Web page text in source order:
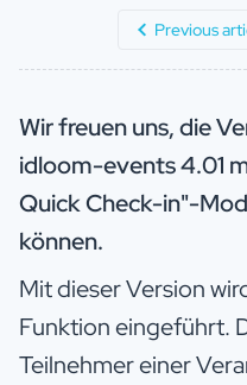
Previous
Wir freuen uns, die
idloom-events 4.01
Quick Check-in"-
können.
Mit dieser Version
Funktion eingeführt.
Teilnehmer einer